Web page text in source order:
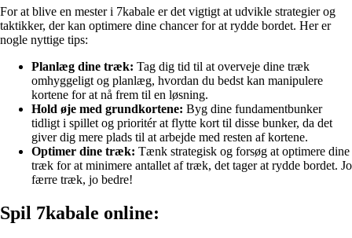
For at blive en mester i 7kabale er det vigtigt at udvikle strategier og
taktikker, der kan optimere dine chancer for at rydde bordet. Her er
nogle nyttige tips:
Planlæg dine træk: Tag dig tid til at overveje dine træk
omhyggeligt og planlæg, hvordan du bedst kan manipulere
kortene for at nå frem til en løsning.
Hold øje med grundkortene: Byg dine fundamentbunker
tidligt i spillet og prioritér at flytte kort til disse bunker, da det
giver dig mere plads til at arbejde med resten af kortene.
Optimer dine træk: Tænk strategisk og forsøg at optimere dine
træk for at minimere antallet af træk, det tager at rydde bordet. Jo
færre træk, jo bedre!
Spil 7kabale online: